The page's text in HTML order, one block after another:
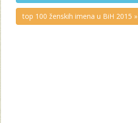
top 100 ženskih imena u BiH 2015 »